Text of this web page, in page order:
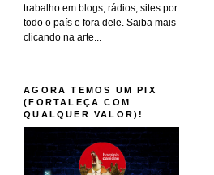
trabalho em blogs, rádios, sites por
todo o país e fora dele. Saiba mais
clicando na arte...
AGORA TEMOS UM PIX
(FORTALEÇA COM
QUALQUER VALOR)!